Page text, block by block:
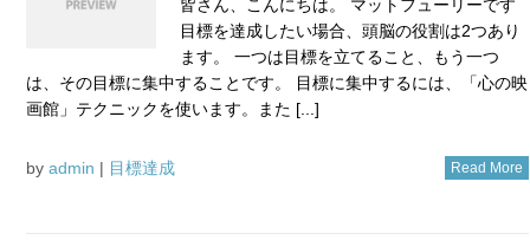
皆さん、こんにちは。 マットフューリーです
目標を達成したい場合、頭脳の役割は2つあり
ます。 一つは目標を立てること、もう一つ
は、その目標に集中することです。 目標に集中するには、「心の映
画館」テクニックを使います。また [...]
by admin | 目標達成 Read More